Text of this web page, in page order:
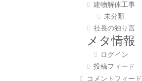
建物解体工事
未分類
社長の独り言
メタ情報
ログイン
投稿フィード
コメントフィード